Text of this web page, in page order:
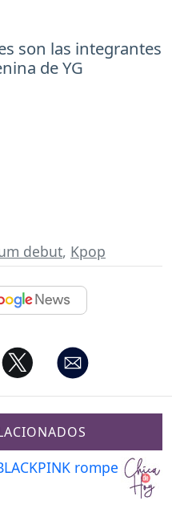
son las integrantes
de YG
debut, Kpop